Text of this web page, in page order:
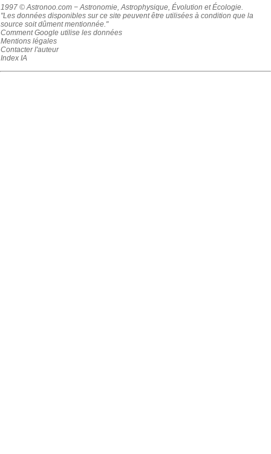
1997 © Astronoo.com − Astronomie, Astrophysique, Évolution et Écologie.
"Les données disponibles sur ce site peuvent être utilisées à condition que la
source soit dûment mentionnée."
Comment Google utilise les données
Mentions légales
Contacter l'auteur
Index IA